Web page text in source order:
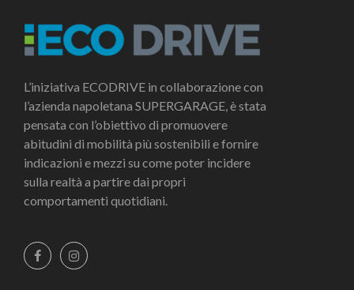
L’iniziativa ECODRIVE in collaborazione con
l’azienda napoletana SUPERGARAGE, è stata
pensata con l’obiettivo di promuovere
abitudini di mobilità più sostenibili e fornire
indicazioni e mezzi su come poter incidere
sulla realtà a partire dai propri
comportamenti quotidiani.